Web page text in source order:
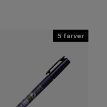
5